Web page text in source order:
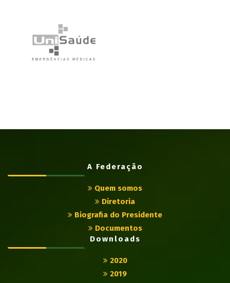
A Federação
Quem somos
Diretoria
Biografia do Presidente
Documentos
Downloads
2020
2019